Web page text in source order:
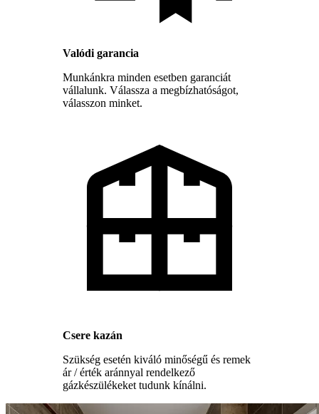
Valódi garancia
Munkánkra minden esetben garanciát
vállalunk. Válassza a megbízhatóságot,
válasszon minket.
Csere kazán
Szükség esetén kiváló minőségű és remek
ár / érték aránnyal rendelkező
gázkészülékeket tudunk kínálni.